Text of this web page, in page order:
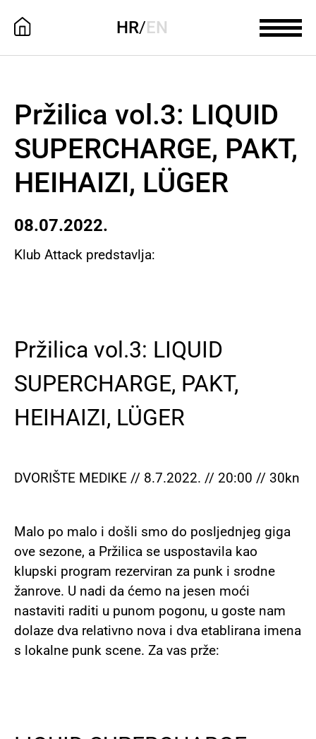
HR/EN
Pržilica vol.3: LIQUID
SUPERCHARGE, PAKT,
HEIHAIZI, LÜGER
08.07.2022.
Klub Attack predstavlja:
Pržilica vol.3: LIQUID
SUPERCHARGE, PAKT,
HEIHAIZI, LÜGER
DVORIŠTE MEDIKE // 8.7.2022. // 20:00 // 30kn
Malo po malo i došli smo do posljednjeg giga
ove sezone, a Pržilica se uspostavila kao
klupski program rezerviran za punk i srodne
žanrove. U nadi da ćemo na jesen moći
nastaviti raditi u punom pogonu, u goste nam
dolaze dva relativno nova i dva etablirana imena
s lokalne punk scene. Za vas prže: